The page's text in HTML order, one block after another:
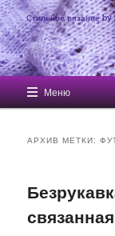
Стильное вязание
Главное меню
Перейти к
Перейти к
Меню
АРХИВ МЕТКИ: